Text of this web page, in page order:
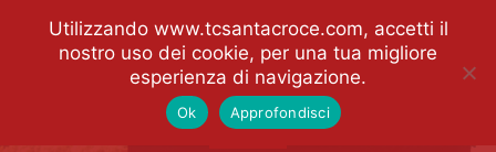
Utilizzando www.tcsantacroce.com, accetti il
nostro uso dei cookie, per una tua migliore
esperienza di navigazione.
Ok Approfondisci